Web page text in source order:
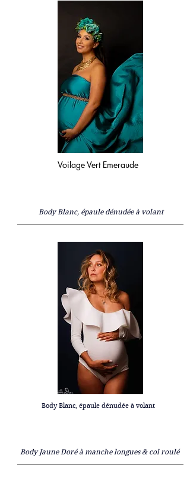
Voilage Vert Emeraude
Body Blanc, épaule dénudée à volant
Body Blanc, épaule dénudée à volant
Body Jaune Doré à manche longues & col roulé